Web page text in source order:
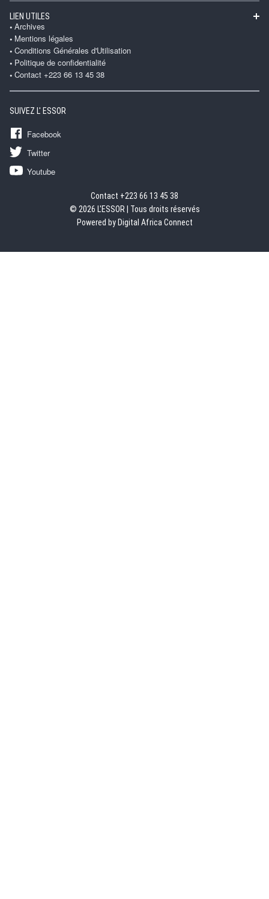
LIEN UTILES
Archives
Mentions légales
Conditions Générales d'Utilisation
Politique de confidentialité
Contact +223 66 13 45 38
SUIVEZ L' ESSOR
Facebook
Twitter
Youtube
Contact +223 66 13 45 38
© 2026 L'ESSOR | Tous droits réservés
Powered by Digital Africa Connect